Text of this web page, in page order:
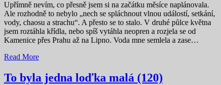
Upřímně nevím, co přesně jsem si na začátku měsíce naplánovala.
Ale rozhodně to nebylo „nech se spláchnout vlnou událostí, setkání,
vody, chaosu a strachu“. A přesto se to stalo. V druhé půlce května
jsem roztáhla křídla, nebo spíš vytáhla neopren a rozjela se od
Kamenice přes Prahu až na Lipno. Voda mne semlela a zase…
Read More
To byla jedna loďka malá (120)